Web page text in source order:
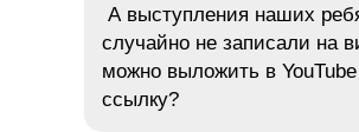
А выступления наших
случайно не записали на
можно выложить в
ссылку?